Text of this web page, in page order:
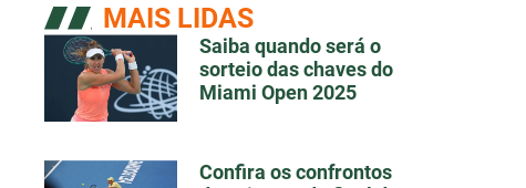
MAIS LIDAS
Saiba quando será o
sorteio das chaves do
Miami Open 2025
Confira os confrontos